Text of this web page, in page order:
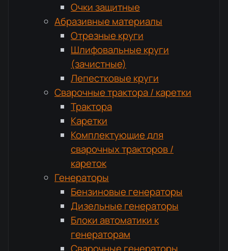
Очки защитные
Абразивные материалы
Отрезные круги
Шлифовальные круги
(зачистные)
Лепестковые круги
Сварочные трактора / каретки
Трактора
Каретки
Комплектующие для
сварочных тракторов /
кареток
Генераторы
Бензиновые генераторы
Дизельные генераторы
Блоки автоматики к
генераторам